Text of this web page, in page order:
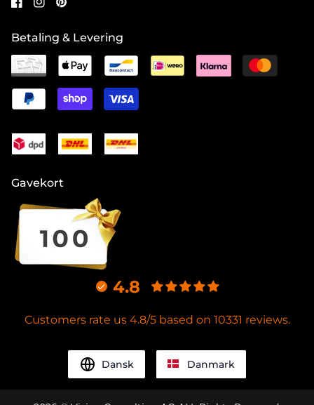
Betaling & Levering
Gavekort
4.8
Customers rate us 4.8/5 based on 10331 reviews.
Dansk Danmark